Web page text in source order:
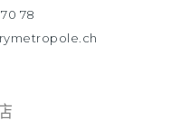
78